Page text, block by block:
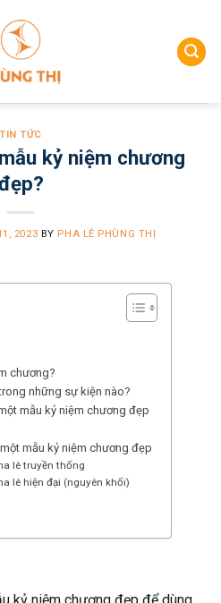
TIN TỨC
kỷ niệm chương
2023 BY PHA LÊ PHÙNG THỊ
chương?
những sự kiện nào?
mẫu kỷ niệm chương đẹp
mẫu kỷ niệm chương đẹp
lê truyền thống
lê hiện đại (nguyên khối)